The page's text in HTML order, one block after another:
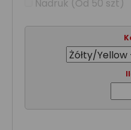
Nadruk (Od 50 szt)